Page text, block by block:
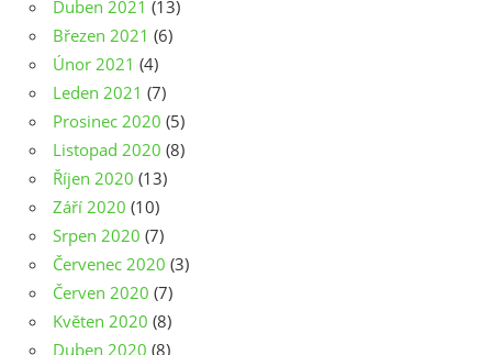
Duben 2021 (13)
Březen 2021 (6)
Únor 2021 (4)
Leden 2021 (7)
Prosinec 2020 (5)
Listopad 2020 (8)
Říjen 2020 (13)
Září 2020 (10)
Srpen 2020 (7)
Červenec 2020 (3)
Červen 2020 (7)
Květen 2020 (8)
Duben 2020 (8)